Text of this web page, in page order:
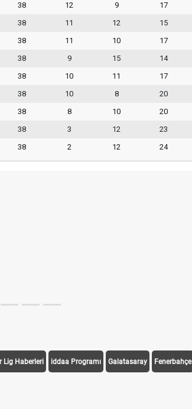
38 12 9 17
38 11 12 15
38 11 10 17
38 9 15 14
38 10 11 17
38 10 8 20
38 8 10 20
38 3 12 23
38 2 12 24
Lig Haberleri iddaa Programı Galatasaray Fenerbahçe